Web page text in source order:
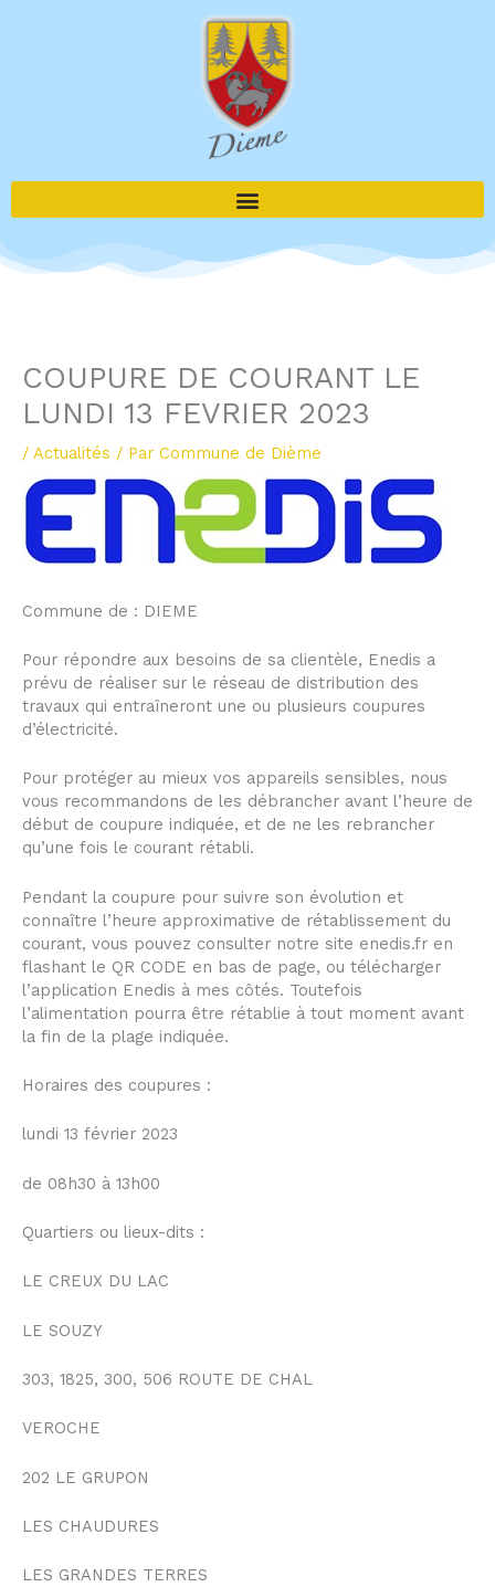
COUPURE DE COURANT LE
LUNDI 13 FEVRIER 2023
/ Actualités / Par Commune de Dième
Commune de : DIEME
Pour répondre aux besoins de sa clientèle, Enedis a
prévu de réaliser sur le réseau de distribution des
travaux qui entraîneront une ou plusieurs coupures
d’électricité.
Pour protéger au mieux vos appareils sensibles, nous
vous recommandons de les débrancher avant l’heure de
début de coupure indiquée, et de ne les rebrancher
qu’une fois le courant rétabli.
Pendant la coupure pour suivre son évolution et
connaître l’heure approximative de rétablissement du
courant, vous pouvez consulter notre site enedis.fr en
flashant le QR CODE en bas de page, ou télécharger
l’application Enedis à mes côtés. Toutefois
l’alimentation pourra être rétablie à tout moment avant
la fin de la plage indiquée.
Horaires des coupures :
lundi 13 février 2023
de 08h30 à 13h00
Quartiers ou lieux-dits :
LE CREUX DU LAC
LE SOUZY
303, 1825, 300, 506 ROUTE DE CHAL
VEROCHE
202 LE GRUPON
LES CHAUDURES
LES GRANDES TERRES